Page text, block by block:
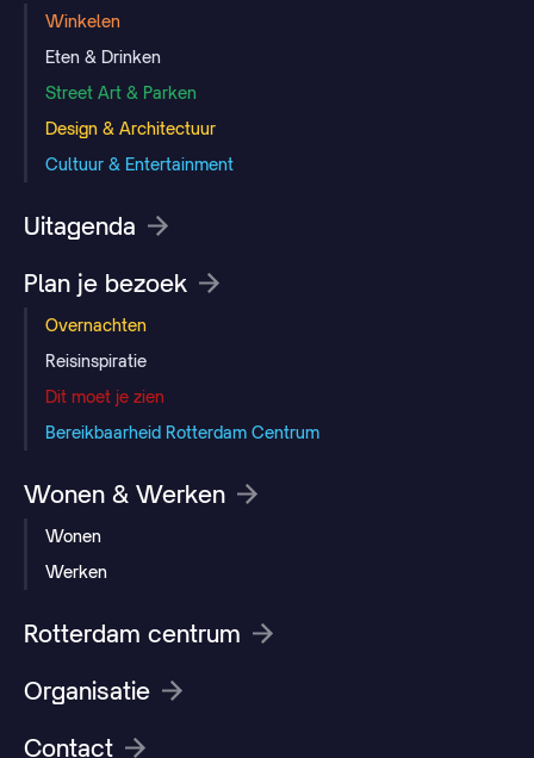
Winkelen
Eten & Drinken
Street Art & Parken
Design & Architectuur
Cultuur & Entertainment
Uitagenda
Plan je bezoek
Overnachten
Reisinspiratie
Dit moet je zien
Bereikbaarheid Rotterdam Centrum
Wonen & Werken
Wonen
Werken
Rotterdam centrum
Organisatie
Contact